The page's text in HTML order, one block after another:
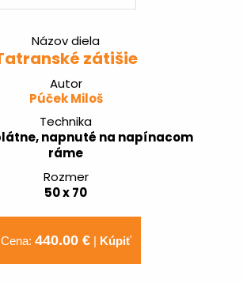
Názov diela
zátišie
Autor
Púček Miloš
Technika
napnuté na napínacom
ráme
Rozmer
50 x 70
Cena: 440.00 €| Kúpiť